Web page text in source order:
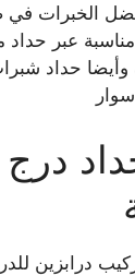
الخبرات في
مناسبة عبر
وأيضا حداد
درج
درابزين